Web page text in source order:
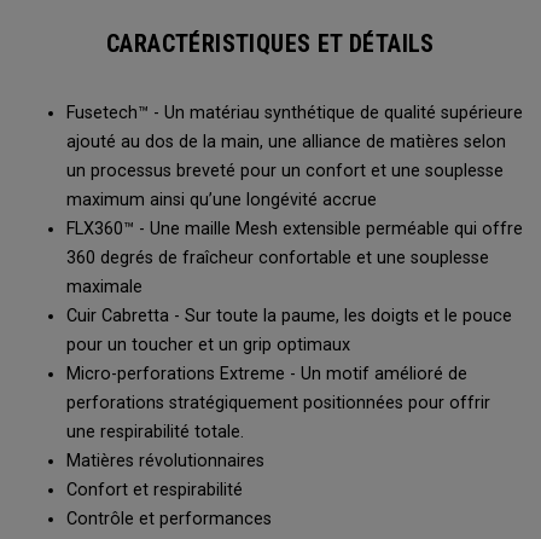
CARACTÉRISTIQUES ET DÉTAILS
Fusetech™ - Un matériau synthétique de qualité supérieure
ajouté au dos de la main, une alliance de matières selon
un processus breveté pour un confort et une souplesse
maximum ainsi qu’une longévité accrue
FLX360™ - Une maille Mesh extensible perméable qui offre
360 degrés de fraîcheur confortable et une souplesse
maximale
Cuir Cabretta - Sur toute la paume, les doigts et le pouce
pour un toucher et un grip optimaux
Micro-perforations Extreme - Un motif amélioré de
perforations stratégiquement positionnées pour offrir
une respirabilité totale.
Matières révolutionnaires
Confort et respirabilité
Contrôle et performances